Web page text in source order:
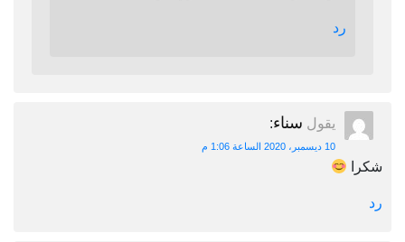
رد
يقول سناء:
10 ديسمبر، 2020 الساعة 1:06 م
شكرا
رد